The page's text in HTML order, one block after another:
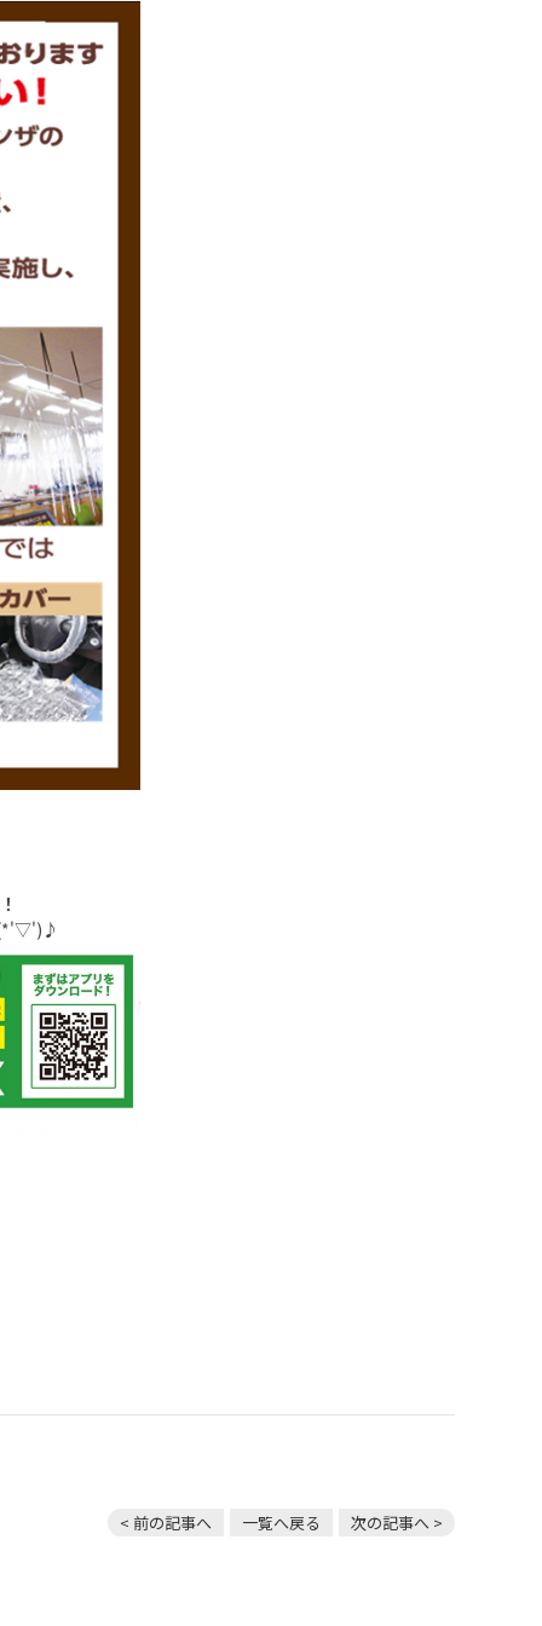
(*'▽')♪
< 前の記事へ 一覧へ戻る 次の記事へ >